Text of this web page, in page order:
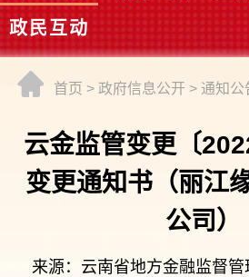
政民互动
首页 > 政府信息公开 > 通知公
云金监管变更〔
变更通知书（丽江
公司）
来源：云南省地方金融监督